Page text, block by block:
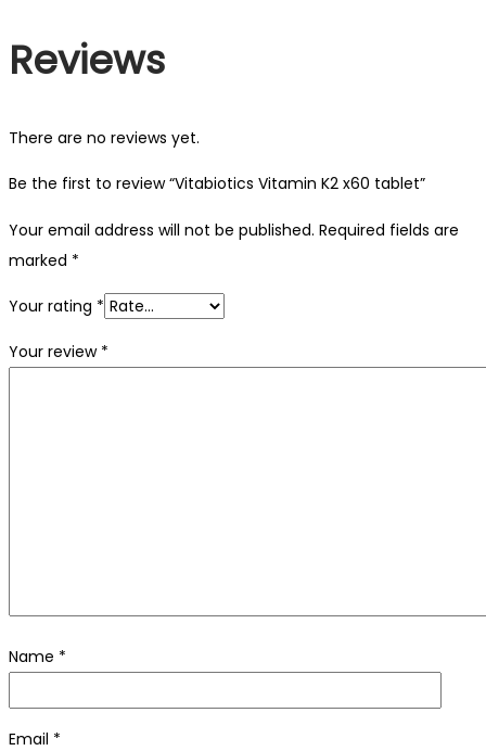
Reviews
There are no reviews yet.
Be the first to review “Vitabiotics Vitamin K2 x60 tablet”
Your email address will not be published. Required fields are
marked *
Your rating *
Your review *
Name *
Email *